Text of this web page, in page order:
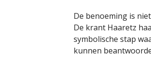
De benoeming is
De krant Haaretz
symbolische stap
kunnen